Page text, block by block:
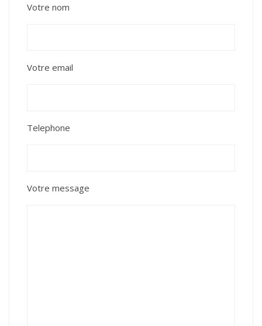
Votre nom
Votre email
Telephone
Votre message